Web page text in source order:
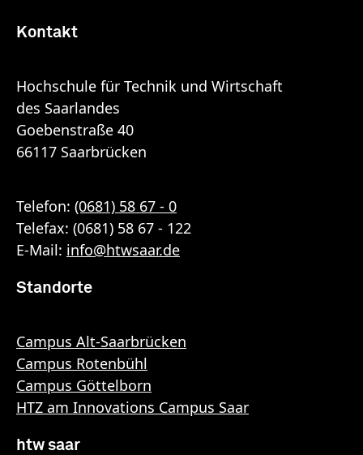
Kontakt
Hochschule für Technik und Wirtschaft
des Saarlandes
Goebenstraße 40
66117 Saarbrücken
Telefon: (0681) 58 67 - 0
Telefax: (0681) 58 67 - 122
E-Mail: info@htwsaar.de
Standorte
Campus Alt-Saarbrücken
Campus Rotenbühl
Campus Göttelborn
HTZ am Innovations Campus Saar
htw saar